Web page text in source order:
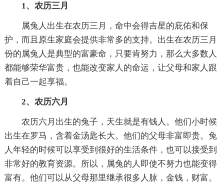
1、农历三月
属兔人出生在农历三月，命中会得吉星的庇佑和保
护，而且原生家庭会提供非常多的支持。出生在农历三月
份的属兔人是典型的富豪命，只要肯努力，那么大多数人
都能够荣华富贵，也能改变家人的命运，让父母和家人跟
着自己一起享福。
2、农历六月
农历六月出生的兔子，天生就是有钱人。他们小时候
出生在罗马，含着金汤匙长大。他们的父母非富即贵。兔
人年轻的时候可以享受到很好的生活条件，也可以接受到
非常好的教育资源。所以，属兔的人即使不努力也能变得
富有。他们可以从父母那里继承很多人脉，金钱，财富。